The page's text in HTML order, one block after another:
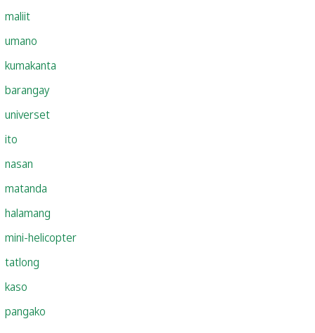
maliit
umano
kumakanta
barangay
universet
ito
nasan
matanda
halamang
mini-helicopter
tatlong
kaso
pangako